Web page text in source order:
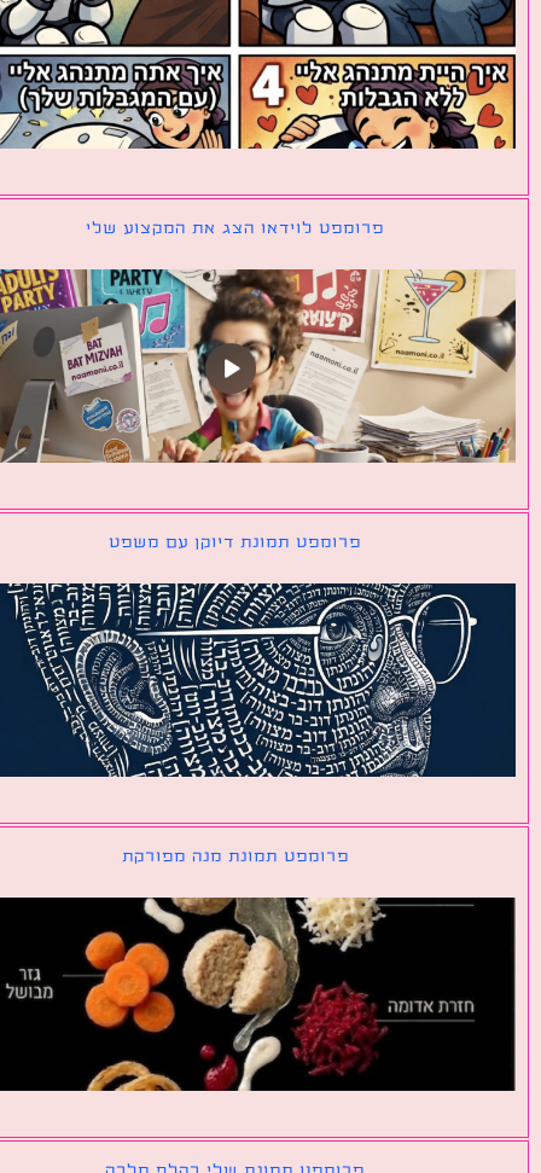
פרומפט לוידאו הצג את המקצוע שלי
פרומפט תמונת דיוקן עם משפט
פרומפט תמונת מנה מפורקת